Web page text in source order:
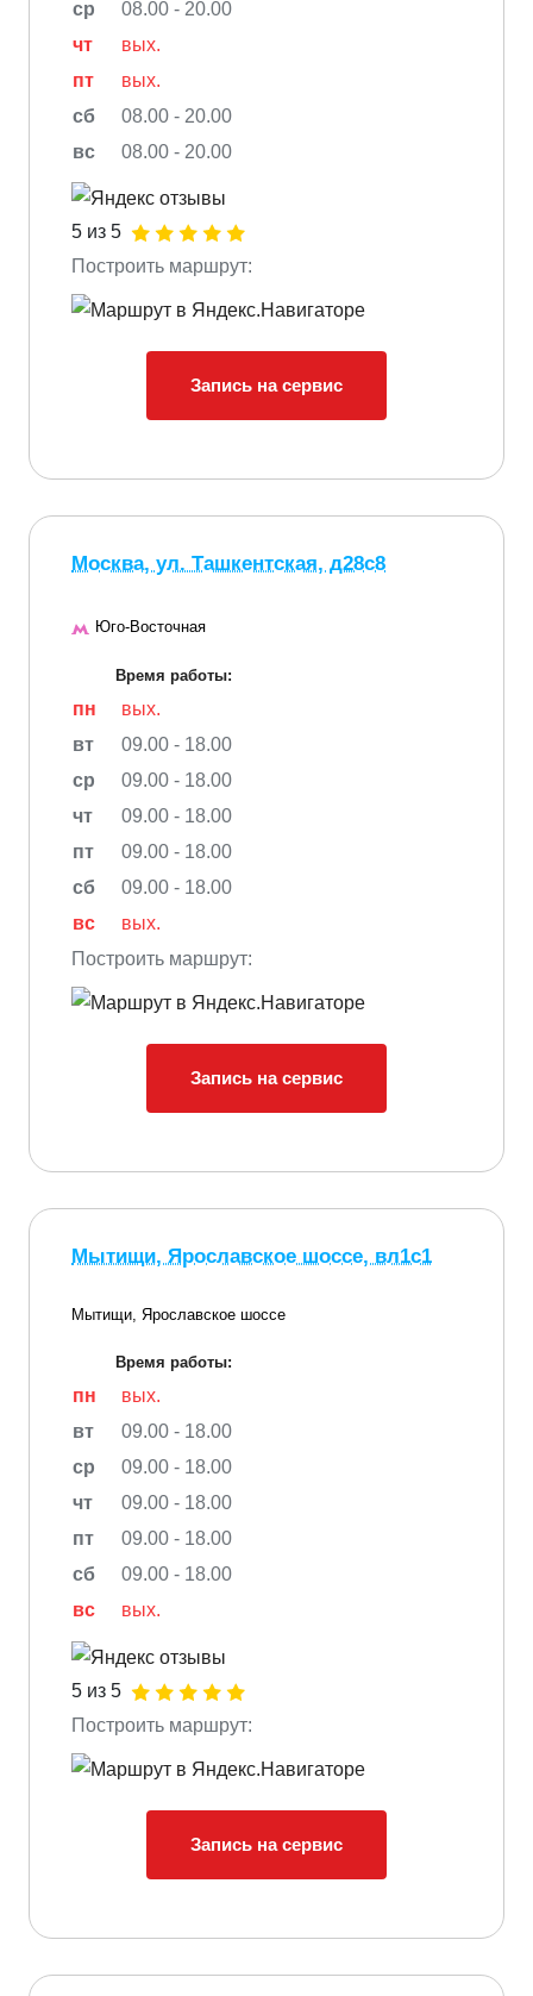
ср
08.00 - 20.00
чт
вых.
пт
вых.
сб
08.00 - 20.00
вс
08.00 - 20.00
5 из 5
Построить маршрут:
Запись на сервис
Москва, ул. Ташкентская, д28с8
Юго-Восточная
Время работы:
пн
вых.
вт
09.00 - 18.00
ср
09.00 - 18.00
чт
09.00 - 18.00
пт
09.00 - 18.00
сб
09.00 - 18.00
вс
вых.
Построить маршрут:
Запись на сервис
Мытищи, Ярославское шоссе, вл1с1
Мытищи, Ярославское шоссе
Время работы:
пн
вых.
вт
09.00 - 18.00
ср
09.00 - 18.00
чт
09.00 - 18.00
пт
09.00 - 18.00
сб
09.00 - 18.00
вс
вых.
5 из 5
Построить маршрут:
Запись на сервис